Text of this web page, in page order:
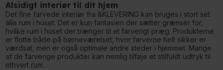
Alsidigt interiør til dit hjem
Det fine farvede interiør fra &KLEVERING kan bruges i stort set
alle rum i huset. Det er kun fantasien der sætter grænser for,
hvilke rum i huset der trænger til et farverigt præg. Produkterne
er flotte både på børneværelset, hvor farverne helt sikker er
værdsat, men er også optimale andre steder i hjemmet. Mange
af de farverige produkter kan nemlig tilføje et stilfuldt udtryk til
ethvert rum.